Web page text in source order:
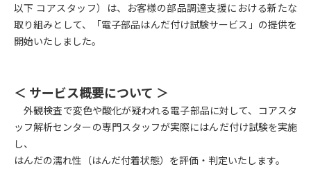
以下 コアスタッフ）は、お客様の部品調達支援における新たな
取り組みとして、「電子部品はんだ付け試験サービス」の提供を
開始いたしました。
＜ サービス概要について ＞
外観検査で変色や酸化が疑われる電子部品に対して、コアスタ
ッフ解析センターの専門スタッフが実際にはんだ付け試験を実施
し、
はんだの濡れ性（はんだ付着状態）を評価・判定いたします。